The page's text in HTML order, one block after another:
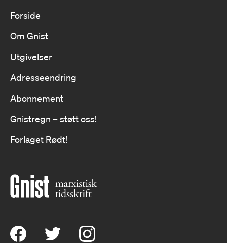
Forside
Om Gnist
Utgivelser
Adresseendring
Abonnement
Gnistregn – støtt oss!
Forlaget Rødt!